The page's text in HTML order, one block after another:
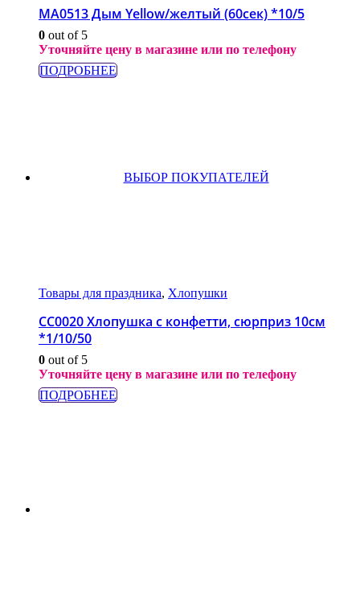
МА0513 Дым Yellow/желтый (60сек) *10/5
0 out of 5
Уточняйте цену в магазине или по телефону
ПОДРОБНЕЕ
ВЫБОР ПОКУПАТЕЛЕЙ
Товары для праздника, Хлопушки
СС0020 Хлопушка с конфетти, сюрприз 10см
*1/10/50
0 out of 5
Уточняйте цену в магазине или по телефону
ПОДРОБНЕЕ